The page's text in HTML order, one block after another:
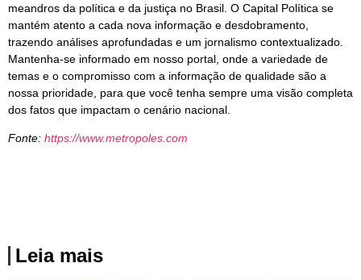
meandros da política e da justiça no Brasil. O Capital Política se
mantém atento a cada nova informação e desdobramento,
trazendo análises aprofundadas e um jornalismo contextualizado.
Mantenha-se informado em nosso portal, onde a variedade de
temas e o compromisso com a informação de qualidade são a
nossa prioridade, para que você tenha sempre uma visão completa
dos fatos que impactam o cenário nacional.
Fonte: https://www.metropoles.com
Leia mais